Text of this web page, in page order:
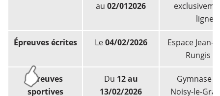
au 02/012026
ligne.
Épreuves écrites Le04/02/2026
Espace Jean-
Rungis
Épreuves
sportives
Du 12 au
13/02/2026
Gymnase
Noisy-le-